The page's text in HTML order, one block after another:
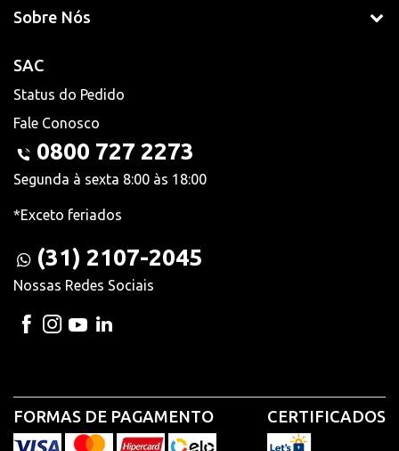
Sobre Nós
SAC
Status do Pedido
Fale Conosco
0800 727 2273
Segunda à sexta 8:00 às 18:00
*Exceto feriados
(31) 2107-2045
Nossas Redes Sociais
FORMAS DE PAGAMENTO CERTIFICADOS